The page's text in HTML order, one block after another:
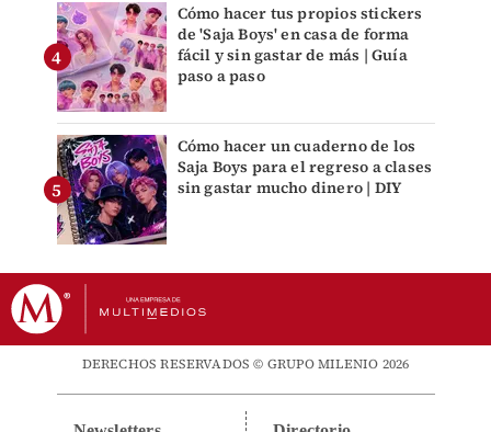
Cómo hacer tus propios stickers
de 'Saja Boys' en casa de forma
fácil y sin gastar de más | Guía
paso a paso
Cómo hacer un cuaderno de los
Saja Boys para el regreso a clases
sin gastar mucho dinero | DIY
DERECHOS RESERVADOS © GRUPO MILENIO 2026